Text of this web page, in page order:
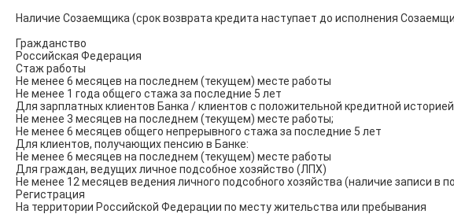
Наличие Созаемщика (срок возврата кредита наступает до исполнения
Гражданство
Российская Федерация
Стаж работы
Не менее 6 месяцев на последнем (текущем) месте работы
Не менее 1 года общего стажа за последние 5 лет
Для зарплатных клиентов Банка / клиентов с положительной кредитной
Не менее 3 месяцев на последнем (текущем) месте работы;
Не менее 6 месяцев общего непрерывного стажа за последние 5 лет
Для клиентов, получающих пенсию в Банке:
Не менее 6 месяцев на последнем (текущем) месте работы
Для граждан, ведущих личное подсобное хозяйство (ЛПХ)
Не менее 12 месяцев ведения личного подсобного хозяйства (наличие записи в
Регистрация
На территории Российской Федерации по месту жительства или пребывания